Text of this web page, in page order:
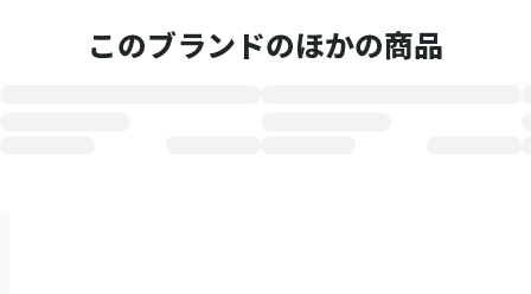
このブランドのほかの商品